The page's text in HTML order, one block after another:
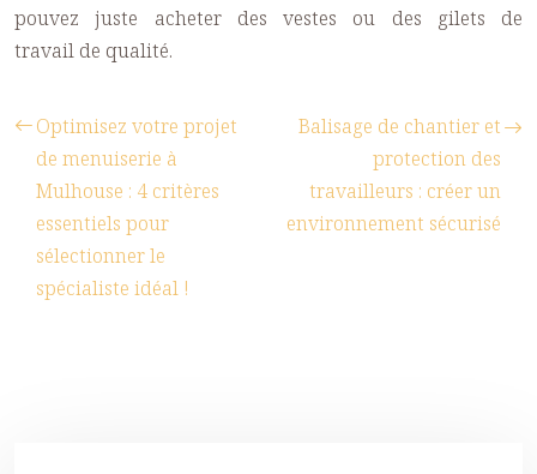
pouvez juste acheter des vestes ou des
gilets de
travail de qualité.
Optimisez votre projet
de menuiserie à
Mulhouse : 4 critères
essentiels pour
sélectionner le
spécialiste idéal !
Balisage de chantier et
protection des
travailleurs : créer un
environnement sécurisé